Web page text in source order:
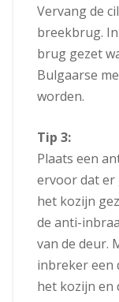
Vervang de
breekbrug.
brug gezet
Bulgaarse
worden.
Tip 3:
Plaats een
ervoor dat er
het kozijn
de anti-
van de deur.
inbreker een
het kozijn en